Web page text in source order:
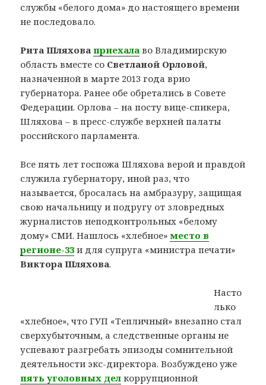
службы «белого дома» до настоящего времени
не последовало.
Рита Шляхова приехала во Владимирскую
область вместе со Светланой Орловой,
назначенной в марте 2013 года врио
губернатора. Ранее обе обретались в Совете
Федерации. Орлова – на посту вице-спикера,
Шляхова – в пресс-службе верхней палаты
российского парламента.
Все пять лет госпожа Шляхова верой и правдой
служила губернатору, иной раз, что
называется, бросалась на амбразуру, защищая
свою начальницу и подругу от зловредных
журналистов неподконтрольных «белому
дому» СМИ. Нашлось «хлебное»место в
регионе-33 и для супруга «министра печати»
Виктора Шляхова.
Насто
лько
«хлебное», что ГУП «Тепличный» внезапно стал
сверхубыточным, а следственные органы не
успевают разгребать эпизоды сомнительной
деятельности экс-директора. Возбуждено уже
пять уголовных дел коррупционной